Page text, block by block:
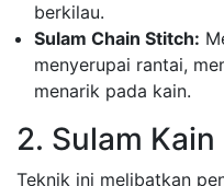
berkilau.
Sulam Chain Stitch:
menyerupai rantai,
menarik pada kain.
2. Sulam Kain
Teknik ini melibatkan